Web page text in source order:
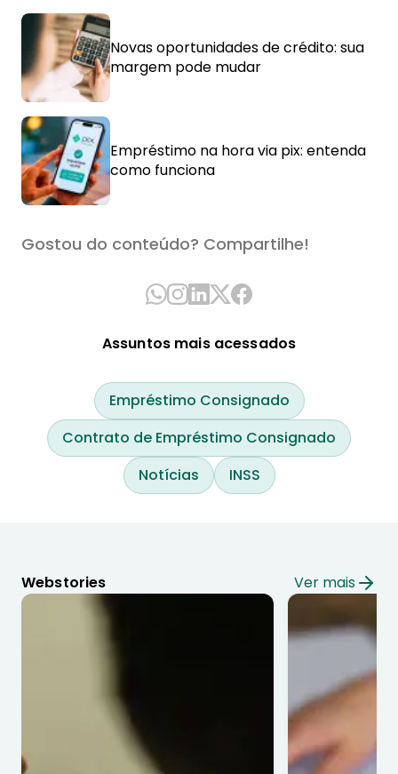
Novas oportunidades de crédito: sua
margem pode mudar
Empréstimo na hora via pix: entenda
como funciona
Gostou do conteúdo? Compartilhe!
Assuntos mais acessados
Empréstimo Consignado
Contrato de Empréstimo Consignado
Notícias
INSS
Webstories Ver mais